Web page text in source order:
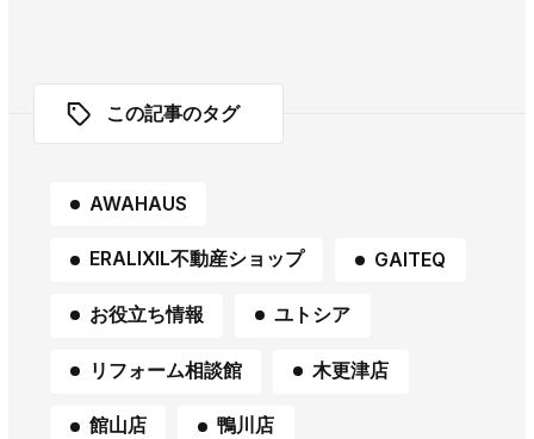
この記事のタグ
AWAHAUS
ERALIXIL不動産ショップ GAITEQ
お役立ち情報 ユトシア
リフォーム相談館 木更津店
館山店 鴨川店